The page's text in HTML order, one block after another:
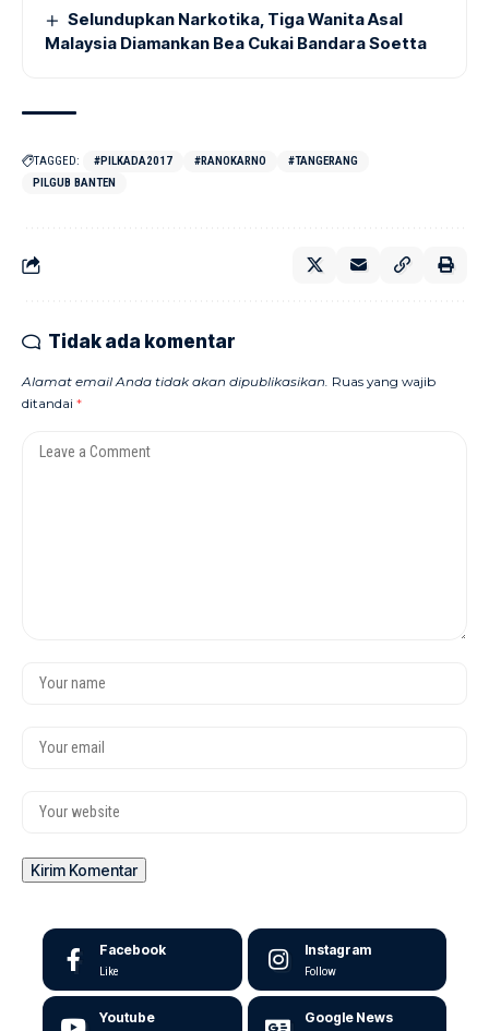
Selundupkan Narkotika, Tiga Wanita Asal
Malaysia Diamankan Bea Cukai Bandara Soetta
TAGGED: #PILKADA2017 #RANOKARNO
#TANGERANG
PILGUB BANTEN
Tidak ada komentar
Alamat email Anda tidak akan dipublikasikan. Ruas yang wajib
ditandai *
Facebook
Like
Instagram
Follow
Youtube Google News